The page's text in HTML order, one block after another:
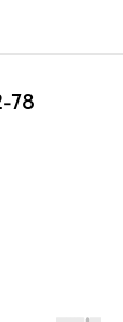
78